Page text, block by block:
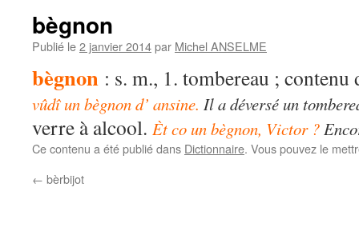
bègnon
Publié le2 janvier 2014par Michel ANSELME
bègnon : s. m., 1. tombereau ;
vûdî un bègnon d’ ansine. Il a déversé un
verre à alcool. Èt co un bègnon, Victor ?
Ce contenu a été publié dans Dictionnaire. Vous pouvez le
← bèrbijot